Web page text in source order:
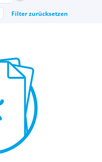
Filter zurücksetzen